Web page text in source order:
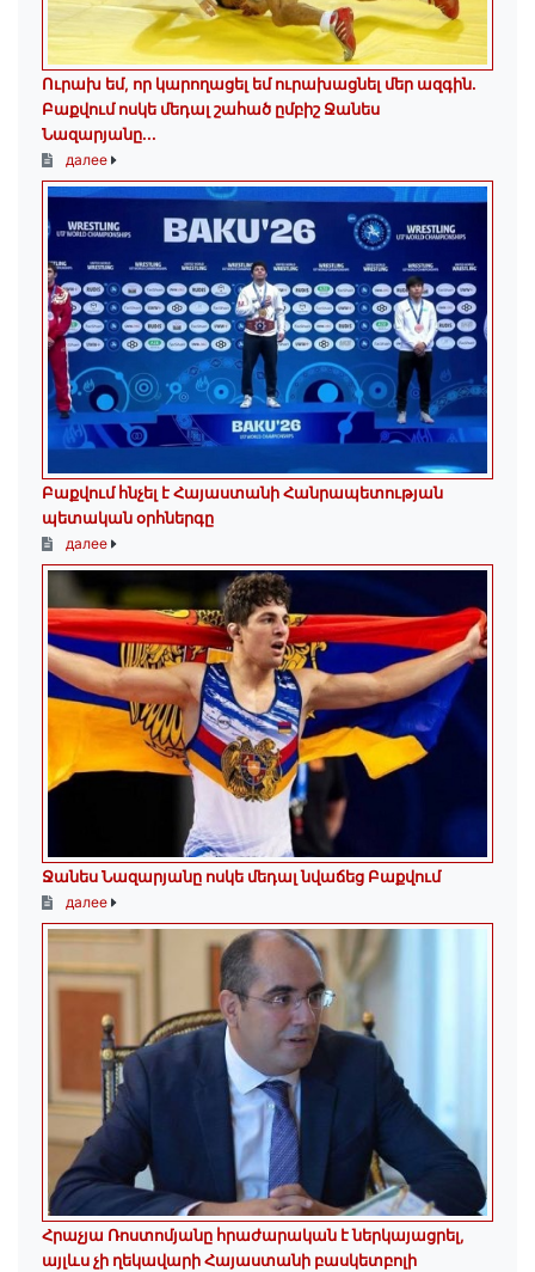
Ուրախ եմ, որ կարողացել եմ ուրախացնել մեր ազգին.
Բաքվում ոսկե մեդալ շահած ըմբիշ Ջանես
Նազարյանը...
далее
Բաքվում հնչել է Հայաստանի Հանրապետության
պետական օրհներգը
далее
Ջանես Նազարյանը ոսկե մեդալ նվաճեց Բաքվում
далее
Հրաչյա Ռոստոմյանը հրաժարական է ներկայացրել,
այլևս չի ղեկավարի Հայաստանի բասկետբոլի